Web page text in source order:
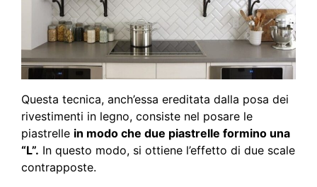
Questa tecnica, anch’essa ereditata dalla posa dei
rivestimenti in legno, consiste nel posare le
piastrelle in modo che due piastrelle formino una
“L”. In questo modo, si ottiene l’effetto di due scale
contrapposte.